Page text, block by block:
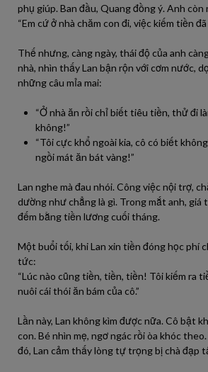
phụ giúp. Ban đầu, Quang đồng ý. Anh còn
“Em cứ ở nhà chăm con đi, việc kiếm tiền
Thế nhưng, càng ngày, thái độ của anh
nhà, nhìn thấy Lan bận rộn với cơm nước,
những câu mỉa mai:
“Ở nhà ăn rồi chỉ biết tiêu tiền, thử đi
không!”
“Tôi cực khổ ngoài kia, cô có biết
ngồi mát ăn bát vàng!”
Lan nghe mà đau nhói. Công việc nội trợ,
dường như chẳng là gì. Trong mắt anh, giá
đếm bằng tiền lương cuối tháng.
Một buổi tối, khi Lan xin tiền đóng học phí
tức:
“Lúc nào cũng tiền, tiền, tiền! Tôi kiếm ra
nuôi cái thói ăn bám của cô.”
Lần này, Lan không kìm được nữa. Cô bật
con. Bé nhìn mẹ, ngơ ngác rồi òa khóc
đó, Lan cảm thấy lòng tự trọng bị chà đạp